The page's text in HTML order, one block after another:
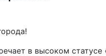
в высоком статусе